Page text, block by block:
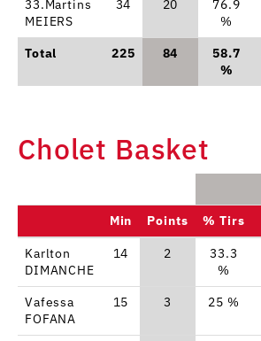
33.Martins
MEIERS
34 20
76.9
%
Total 225 84
58.7
%
Cholet Basket
Min
Points % Tirs
Karlton
DIMANCHE
14 2
33.3
%
Vafessa
FOFANA
15 3 25 %